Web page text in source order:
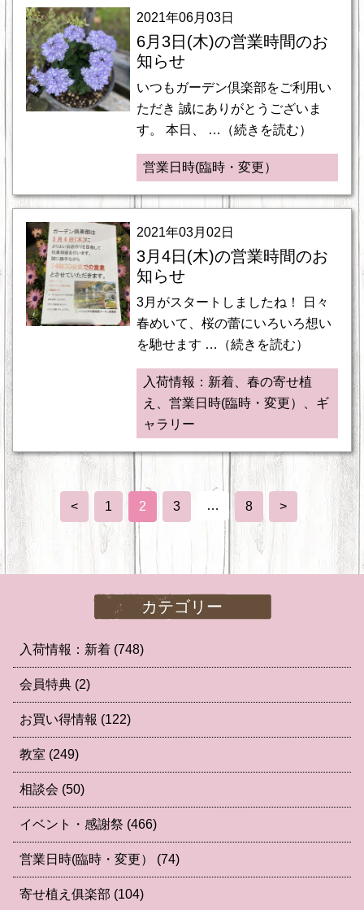
2021年06月03日
6月3日(木)の営業時間のお
知らせ
いつもガーデン倶楽部をご利用い
ただき 誠にありがとうございま
す。 本日、 …（続きを読む）
営業日時(臨時・変更）
2021年03月02日
3月4日(木)の営業時間のお
知らせ
3月がスタートしましたね！ 日々
春めいて、桜の蕾にいろいろ想い
を馳せます …（続きを読む）
入荷情報：新着、春の寄せ植
え、営業日時(臨時・変更）、ギ
ャラリー
< 1 2 3 … 8 >
カテゴリー
入荷情報：新着 (748)
会員特典 (2)
お買い得情報 (122)
教室 (249)
相談会 (50)
イベント・感謝祭 (466)
営業日時(臨時・変更） (74)
寄せ植え俱楽部 (104)